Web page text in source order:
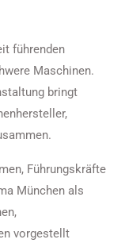
führenden
Maschinen.
bringt
Führungskräfte
München als
vorgestellt